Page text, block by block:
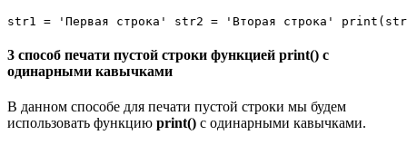
str1 = 'Первая строка' str2 = 'Вторая строка'
3 способ печати пустой строки функцией print() с
одинарными кавычками
В данном способе для печати пустой строки мы будем
использовать функцию print() c одинарными кавычками.